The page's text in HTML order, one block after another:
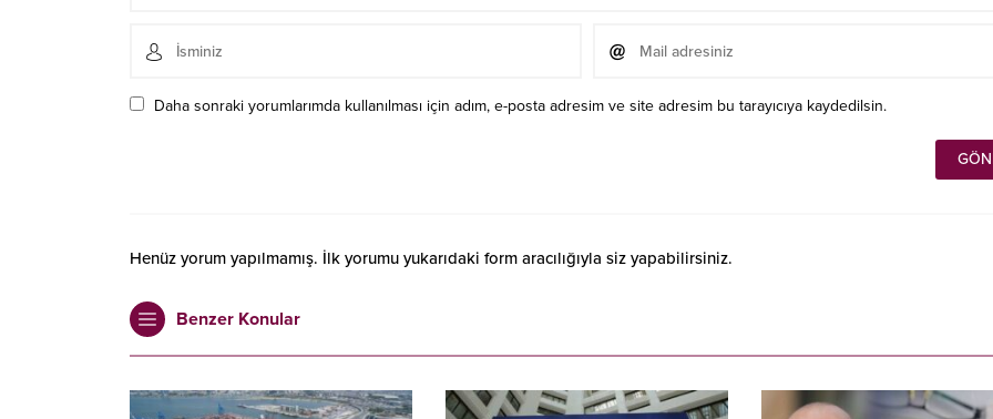
Daha sonraki yorumlarımda kullanılması için adım, e-posta adresim ve site adresim bu tarayıcıya kaydedilsin.
Henüz yorum yapılmamış. İlk yorumu yukarıdaki form aracılığıyla siz yapabilirsiniz.
Benzer Konular